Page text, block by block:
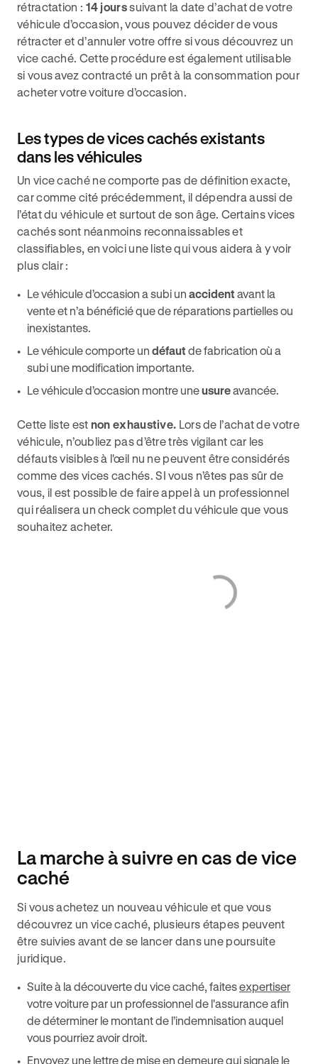
rétractation : 14 jourssuivant la date d’achat de votre
véhicule d’occasion, vous pouvez décider de vous
rétracter et d’annuler votre offre si vous découvrez un
vice caché. Cette procédure est également utilisable
si vous avez contracté un prêt à la consommation pour
acheter votre voiture d’occasion.
Les types de vices cachés existants
dans les véhicules
Un vice caché ne comporte pas de définition exacte,
car comme cité précédemment, il dépendra aussi de
l’état du véhicule et surtout de son âge. Certains vices
cachés sont néanmoins reconnaissables et
classifiables, en voici une liste qui vous aidera à y voir
plus clair :
Le véhicule d’occasion a subi un accident avant la
vente et n’a bénéficié que de réparations partielles ou
inexistantes.
Le véhicule comporte un défaut de fabrication où a
subi une modification importante.
Le véhicule d’occasion montre uneusureavancée.
Cette liste est non exhaustive. Lors de l’achat de votre
véhicule, n’oubliez pas d’être très vigilant car les
défauts visibles à l'œil nu ne peuvent être considérés
comme des vices cachés. SI vous n’êtes pas sûr de
vous, il est possible de faire appel à un professionnel
qui réalisera un check complet du véhicule que vous
souhaitez acheter.
La marche à suivre en cas de vice
caché
Si vous achetez un nouveau véhicule et que vous
découvrez un vice caché, plusieurs étapes peuvent
être suivies avant de se lancer dans une poursuite
juridique.
Suite à la découverte du vice caché, faitesexpertiser
votre voiture par un professionnel de l'assurance afin
de déterminer le montant de l’indemnisation auquel
vous pourriez avoir droit.
Envoyez une lettre de mise en demeure qui signale le